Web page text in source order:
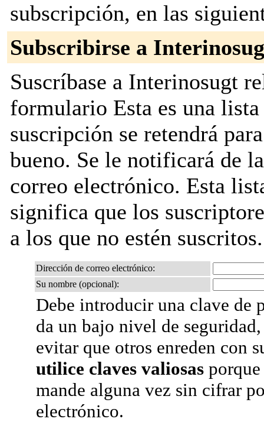
subscripción, en las
Subscribirse a
Suscríbase a Interinosugt
formulario Esta es una
suscripción se retendrá
bueno. Se le notificará de
correo electrónico. Esta
significa que los
a los que no estén suscritos.
Dirección de correo electrónico:
Su nombre (opcional):
Debe introducir una clave de
da un bajo nivel de
evitar que otros enreden con
utilice claves valiosas
mande alguna vez sin cifrar
electrónico.